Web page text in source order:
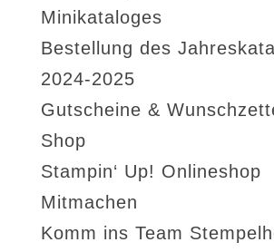
Minikataloges
Bestellung des
2024-2025
Gutscheine &
Shop
Stampin‘ Up! Onlineshop
Mitmachen
Komm ins Team